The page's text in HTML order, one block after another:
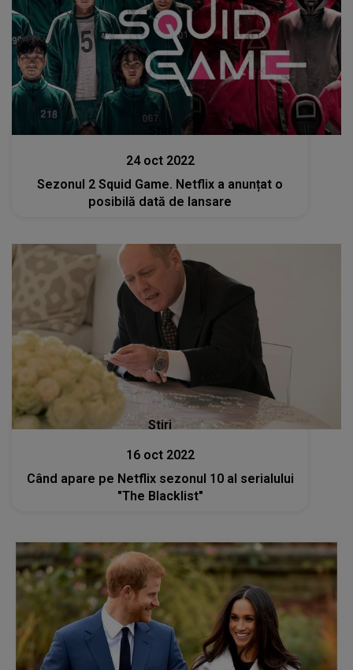
24 oct 2022
Sezonul 2 Squid Game. Netflix a anunțat o
posibilă dată de lansare
Stiri
16 oct 2022
Când apare pe Netflix sezonul 10 al serialului
"The Blacklist"